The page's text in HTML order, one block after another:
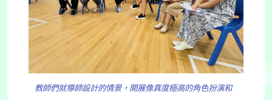
教師們就導師設計的情景，開展像真度極高的角色扮演和